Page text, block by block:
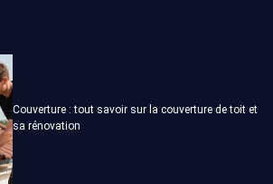
Couverture : tout savoir sur la couverture de toit et
sa rénovation